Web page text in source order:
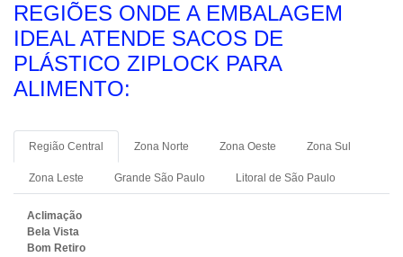
REGIÕES ONDE A EMBALAGEM
IDEAL ATENDE SACOS DE
PLÁSTICO ZIPLOCK PARA
ALIMENTO:
Região Central Zona Norte Zona Oeste Zona Sul
Zona Leste Grande São Paulo Litoral de São Paulo
Aclimação
Bela Vista
Bom Retiro